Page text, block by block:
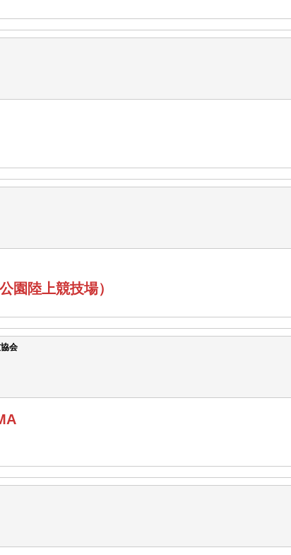
園陸上競技場）
会